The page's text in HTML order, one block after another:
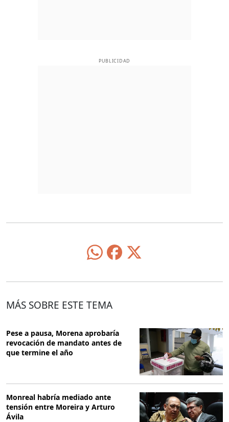
PUBLICIDAD
MÁS SOBRE ESTE TEMA
Pese a pausa, Morena aprobaría
revocación de mandato antes de
que termine el año
Monreal habría mediado ante
tensión entre Moreira y Arturo
Ávila